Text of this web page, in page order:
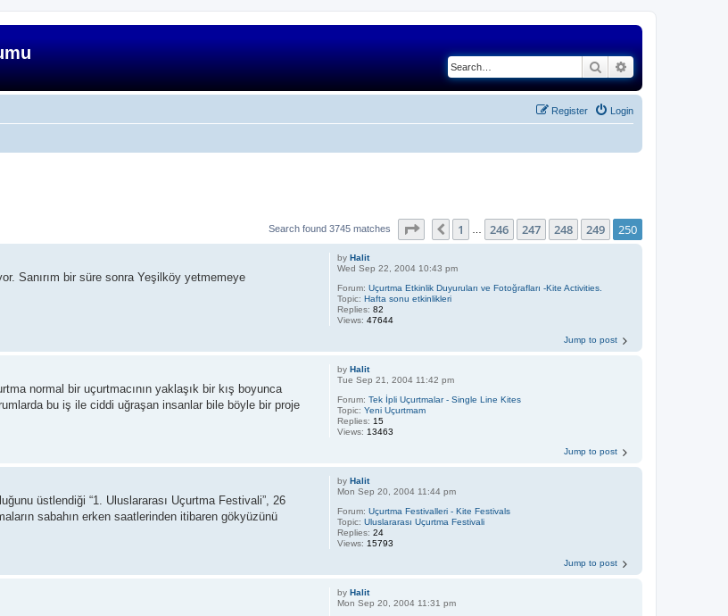
SearchAdvanced search
Login
Register
Search found 3745 matches Page 250 250
Previous
1 246 247 248 249 250
byHalit
Wed Sep 22, 2004 10:43 pm
Forum:Uçurtma Etkinlik Duyuruları ve Fotoğrafları -Kite Activities.
Topic:Hafta sonu etkinlikleri
Replies:82
Views:47644
Sanırım bir süre sonra Yeşilköy yetmemeye
Jump to post
byHalit
Tue Sep 21, 2004 11:42 pm
Forum:Tek İpli Uçurtmalar - Single Line Kites
Topic:Yeni Uçurtmam
Replies: 15
Views: 13463
normal bir uçurtmacının yaklaşık bir kış boyunca
bu iş ile ciddi uğraşan insanlar bile böyle bir proje
Jump to post
byHalit
Mon Sep 20, 2004 11:44 pm
Forum:Uçurtma Festivalleri - Kite Festivals
Topic:Uluslararası Uçurtma Festivali
Replies:24
Views: 15793
üstlendiği “1. Uluslararası Uçurtma Festivali”, 26
sabahın erken saatlerinden itibaren gökyüzünü
Jump to post
byHalit
Mon Sep 20, 2004 11:31 pm